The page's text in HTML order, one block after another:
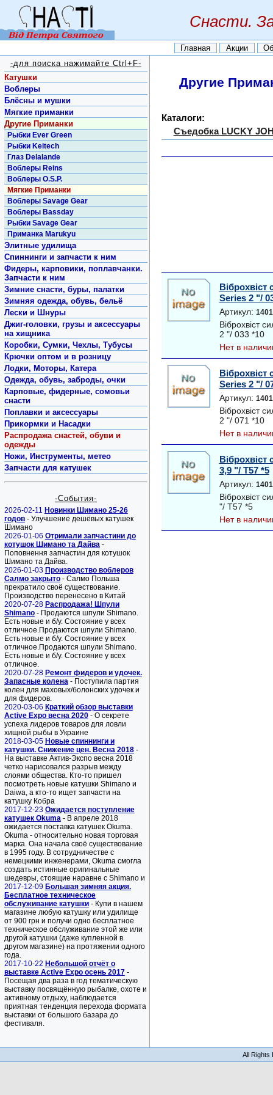
Снасти.
Главная Акции
Другие
Каталоги:
Съедобка LUCKY
Віброхвіст
Series 2 "/
Артикул:
Віброхвіст
2 "/ 033 *10
Нет в
Віброхвіст
Series 2 "/
Артикул:
Віброхвіст
2 "/ 071 *10
Нет в
Віброхвіст
3,9 "/ T57 *5
Артикул:
Віброхвіст
"/ T57 *5
Нет в
-для поиска нажимайте Ctrl+F-
Катушки
Воблеры
Блёсны и мушки
Мягкие приманки
Другие Приманки
Рыбки Ever Green
Рыбки Keitech
Глаз Delalande
Воблеры Reins
Воблеры O.S.P.
Мягкие Приманки
Воблеры Savage Gear
Воблеры Bassday
Рыбки Savage Gear
Приманка Marukyu
Элитные удилища
Спиннинги и запчасти к ним
Фидеры, карповики, поплавчанки.
Запчасти к ним
Зимние снасти, буры, палатки
Зимняя одежда, обувь, бельё
Лески и Шнуры
Джиг-головки, грузы и аксессуары
на хищника
Коробки, Сумки, Чехлы, Тубусы
Крючки оптом и в розницу
Лодки, Моторы, Катера
Одежда, обувь, заброды, очки
Карповые, фидерные, сомовьи
снасти
Поплавки и аксессуары
Прикормки и Насадки
Распродажа снастей, обуви и
одежды
Ножи, Инструменты, метео
Запчасти для катушек
-События-
2026-02-11 Новинки Шимано 25-26
годов - Улучшение дешёвых катушек
Шимано
2026-01-06 Отримали запчастини до
котушок Шимано та Дайва -
Поповнення запчастин для котушок
Шимано та Дайва.
2026-01-03 Производство воблеров
Салмо закрыто - Салмо Польша
прекратило своё существование.
Производство перенесено в Китай
2020-07-28 Распродажа! Шпули
Shimano - Продаются шпули Shimano.
Есть новые и б/у. Состояние у всех
отличное.Продаются шпули Shimano.
Есть новые и б/у. Состояние у всех
отличное.Продаются шпули Shimano.
Есть новые и б/у. Состояние у всех
отличное.
2020-07-28 Ремонт фидеров и удочек.
Запасные колена - Поступила партия
колен для маховых/болонских удочек и
для фидеров.
2020-03-06 Краткий обзор выставки
Active Expo весна 2020 - О секрете
успеха лидеров товаров для ловли
хищной рыбы в Украине
2018-03-05 Новые спиннинги и
катушки. Снижение цен. Весна 2018 -
На выставке Актив-Экспо весна 2018
четко нарисовался разрыв между
слоями общества. Кто-то пришел
посмотреть новые катушки Shimano и
Daiwa, а кто-то ищет запчасти на
катушку Кобра
2017-12-23 Ожидается поступление
катушек Okuma - В апреле 2018
ожидается поставка катушек Okuma.
Okuma - относительно новая торговая
марка. Она начала своё существование
в 1995 году. В сотрудничестве с
немецкими инженерами, Okuma смогла
создать истинные оригинальные
шедевры, стоящие наравне с Shimano и
2017-12-09 Большая зимняя акция.
Бесплатное техническое
обслуживание катушки - Купи в нашем
магазине любую катушку или удилище
от 900 грн и получи одно бесплатное
техническое обслуживание этой же или
другой катушки (даже купленной в
другом магазине) на протяжении одного
года.
2017-10-22 Небольшой отчёт о
выставке Active Expo осень 2017 -
Посещая два раза в год тематическую
выставку посвящённую рыбалке, охоте и
активному отдыху, наблюдается
приятная тенденция перехода формата
выставки от большого базара до
фестиваля.
All Rights